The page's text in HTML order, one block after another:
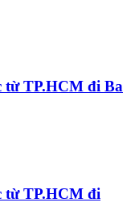
từ TP.HCM đi Ba
từ TP.HCM đi